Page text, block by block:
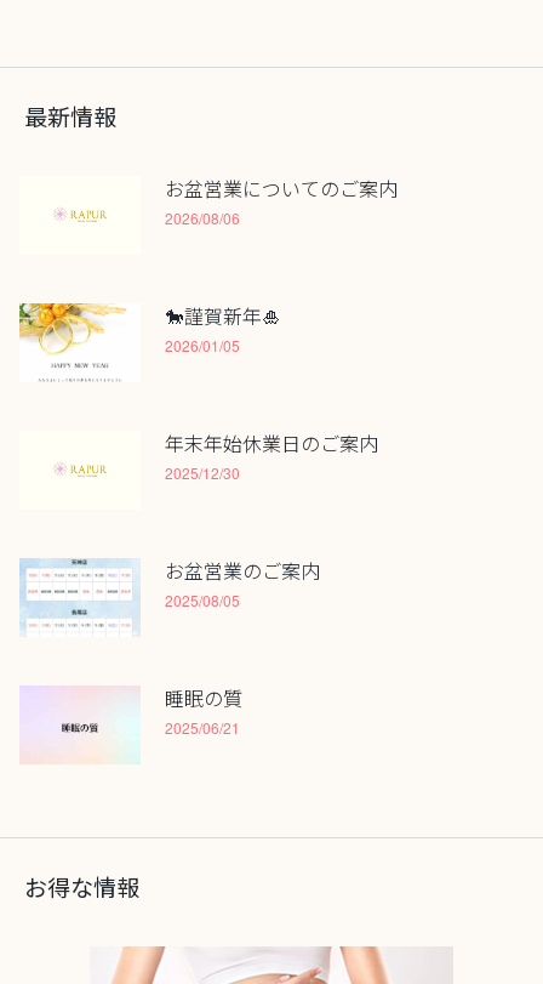
最新情報
お盆営業についてのご案内
2026/08/06
🐎謹賀新年🎍
2026/01/05
年末年始休業日のご案内
2025/12/30
お盆営業のご案内
2025/08/05
睡眠の質
2025/06/21
お得な情報